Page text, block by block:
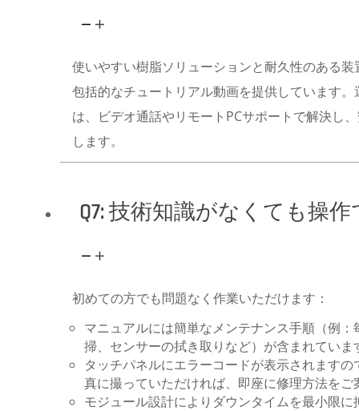
使いやすい樹脂ソリューションと耐久性のある
包括的なチュートリアル動画を提供しています
は、ビデオ通話やリモートPCサポートで解決し
します。
Q7: 技術知識がなくても操
初めての方でも問題なく作業いただけます：
マニュアルには簡単なメンテナンス手順（例
掃、センサーの拭き取りなど）が含まれていま
タッチパネルにエラーコードが表示されます
真に撮っていただければ、即座に修理方法をご
モジュール設計によりダウンタイムを最小限に